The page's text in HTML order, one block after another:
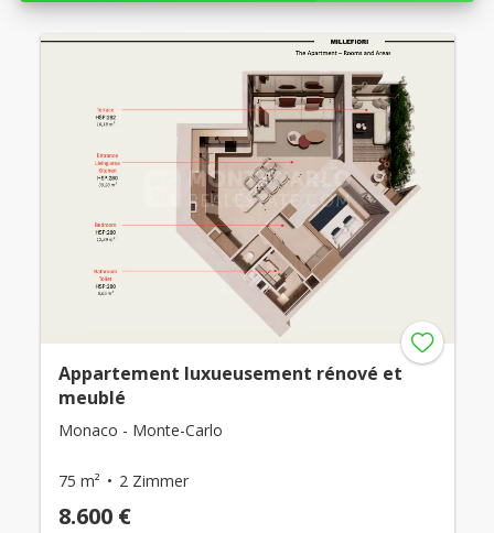
Appartement luxueusement rénové et
meublé
Monaco - Monte-Carlo
75 m² 2 Zimmer
8.600 €